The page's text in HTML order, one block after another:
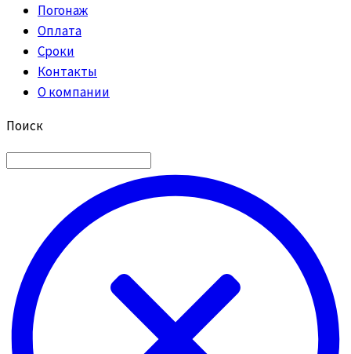
Погонаж
Оплата
Сроки
Контакты
О компании
Поиск